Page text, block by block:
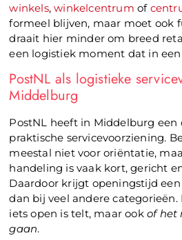
winkels,winkelcentrum of
formeel blijven, maar moet ook
draait hier minder om breed
een logistiek moment dat in
PostNL als logistieke
Middelburg
PostNL heeft in Middelburg een
praktische servicevoorziening.
meestal niet voor oriëntatie,
handeling is vaak kort, gericht
Daardoor krijgt openingstijd
dan bij veel andere
iets open is telt, maar ookof het
gaan.